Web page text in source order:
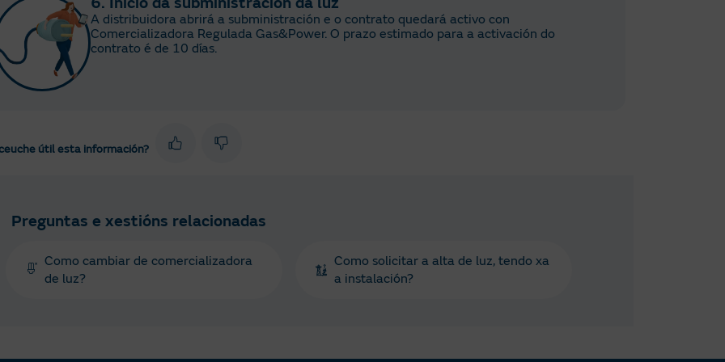
A distribuidora abrirá a subministración e o contrato quedará activo con
Comercializadora Regulada Gas&Power. O prazo estimado para a activación do
contrato é de 10 días.
útil esta información?
Preguntas e xestións relacionadas
Como cambiar de comercializadora
de luz?
Como solicitar a alta de luz, tendo xa
a instalación?